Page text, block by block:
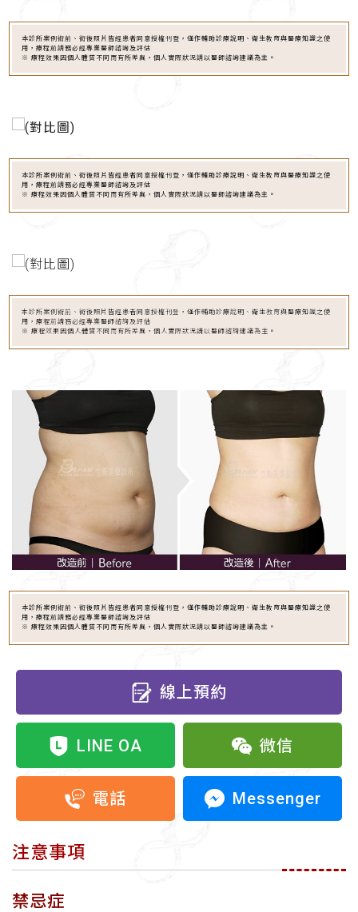
本診所案例術前、術後照片皆經患者同意授權刊登，僅作輔助診療說明、衛生教育與醫療知識之使
用，療程前請務必經專業醫師諮詢及評估
※ 療程效果因個人體質不同而有所差異，個人實際狀況請以醫師諮詢建議為主。
本診所案例術前、術後照片皆經患者同意授權刊登，僅作輔助診療說明、衛生教育與醫療知識之使
用，療程前請務必經專業醫師諮詢及評估
※ 療程效果因個人體質不同而有所差異，個人實際狀況請以醫師諮詢建議為主。
本診所案例術前、術後照片皆經患者同意授權刊登，僅作輔助診療說明、衛生教育與醫療知識之使
用，療程前請務必經專業醫師諮詢及評估
※ 療程效果因個人體質不同而有所差異，個人實際狀況請以醫師諮詢建議為主。
本診所案例術前、術後照片皆經患者同意授權刊登，僅作輔助診療說明、衛生教育與醫療知識之使
用，療程前請務必經專業醫師諮詢及評估
※ 療程效果因個人體質不同而有所差異，個人實際狀況請以醫師諮詢建議為主。
線上預約
LINE OA 微信
電話 Messenger
注意事項
禁忌症